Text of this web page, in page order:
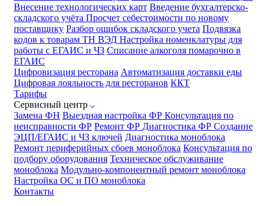
Внесение технологических карт Введение бухгалтерско-
складского учёта Просчет себестоимости по новому
поставщику Разбор ошибок складского учета Подвязка
кодов к товарам ТН ВЭД Настройка номенклатуры для
работы с ЕГАИС и ЧЗ Списание алкоголя помарочно в
ЕГАИС
Цифровизация ресторана Автоматизация доставки еды
Цифровая лояльность для ресторанов ККТ
Тарифы
Сервисный центр
Замена ФН Выездная настройка ФР Консультация по
неисправности ФР Ремонт ФР Диагностика ФР Создание
ЭЦП/ЕГАИС и ЧЗ ключей Диагностика моноблока
Ремонт периферийных сбоев моноблока Консультация по
подбору оборудования Техническое обслуживание
моноблока Модульно-компонентный ремонт моноблока
Настройка ОС и ПО моноблока
Контакты